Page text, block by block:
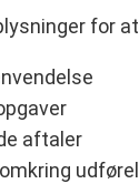
for
aftaler